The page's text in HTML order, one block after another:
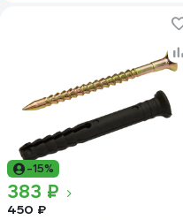
-15%
383 ₽
450 ₽